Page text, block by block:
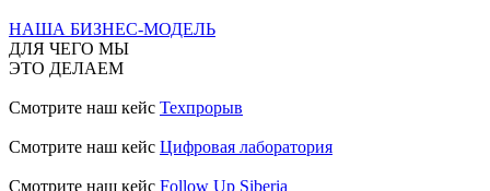
НАША БИЗНЕС-МОДЕЛЬ
ДЛЯ ЧЕГО МЫ
ЭТО ДЕЛАЕМ
Смотрите наш кейс Техпрорыв
Смотрите наш кейс Цифровая лаборатория
Смотрите наш кейс Follow Up Siberia